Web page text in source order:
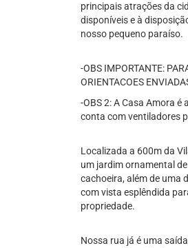
principais atrações da
disponíveis e à
nosso pequeno paraíso.
-OBS IMPORTANTE:
ORIENTACOES
-OBS 2: A Casa Amora
conta com ventiladores
Localizada a 600m da
um jardim ornamental
cachoeira, além de uma
com vista esplêndida
propriedade.
Nossa rua já é uma